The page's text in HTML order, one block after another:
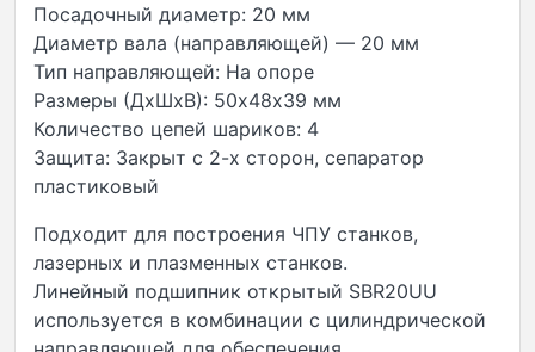
Посадочный диаметр: 20 мм
Диаметр вала (направляющей) — 20 мм
Тип направляющей: На опоре
Размеры (ДxШxВ): 50х48х39 мм
Количество цепей шариков: 4
Защита: Закрыт с 2-х сторон, сепаратор
пластиковый
Подходит для построения ЧПУ станков,
лазерных и плазменных станков.
Линейный подшипник открытый SBR20UU
используется в комбинации с цилиндрической